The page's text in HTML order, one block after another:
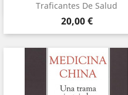
Traficantes De Salud
Precio
20,00 €
Vista rápida